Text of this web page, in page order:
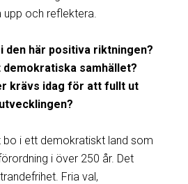
och reflektera.
den här positiva riktningen?
samhället?
krävs idag för att fullt ut
bo i ett demokratiskt land som
i över 250 år. Det
Fria val,